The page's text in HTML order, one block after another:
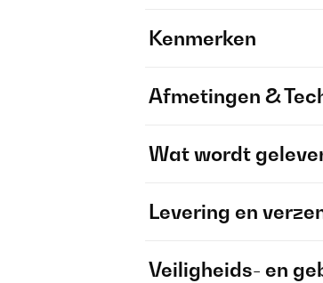
Kenmerken
Afmetingen &
Wat wordt
Levering en
Veiligheids- en